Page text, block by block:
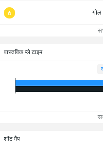
6 गोल
वास्तविक प्ले टाइम
शॉट मैप